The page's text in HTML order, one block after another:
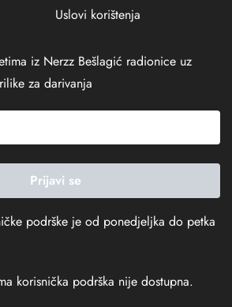
Uslovi korištenja
iz Nerzz Bešlagić radionice uz
za darivanja
Prijavi se
podrške je od ponedjeljka do petka
korisnička podrška nije dostupna.